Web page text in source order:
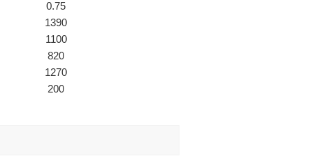
0.75
1390
1100
820
1270
200